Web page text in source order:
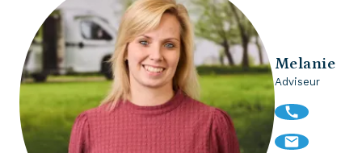
Melanie
Adviseur